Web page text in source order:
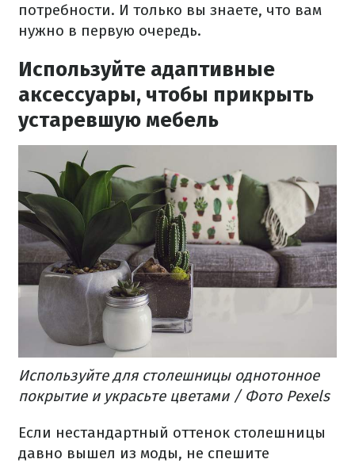
потребности. И только вы знаете, что вам
нужно в первую очередь.
Используйте адаптивные
аксессуары, чтобы прикрыть
устаревшую мебель
Используйте для столешницы однотонное
покрытие и украсьте цветами / Фото Pexels
Если нестандартный оттенок столешницы
давно вышел из моды, не спешите